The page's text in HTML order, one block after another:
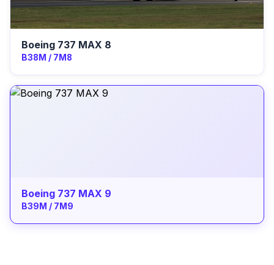
Boeing 737 MAX 8
B38M / 7M8
Boeing 737 MAX 9
B39M / 7M9